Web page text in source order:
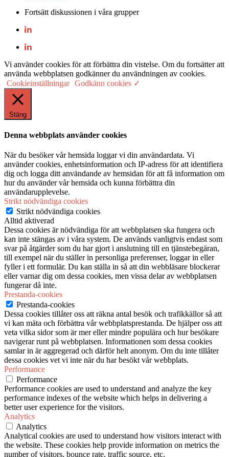
Fortsätt diskussionen i våra grupper
Vi använder cookies för att förbättra din vistelse. Om du fortsätter att
använda webbplatsen godkänner du användningen av cookies.
Cookieinställningar Godkänn cookies ✓
Stäng
Denna webbplats använder cookies
När du besöker vår hemsida loggar vi din användardata. Vi
använder cookies, enhetsinformation och IP-adress för att identifiera
dig och logga ditt användande av hemsidan för att få information om
hur du använder vår hemsida och kunna förbättra din
användarupplevelse.
Strikt nödvändiga cookies
Strikt nödvändiga cookies
Alltid aktiverad
Dessa cookies är nödvändiga för att webbplatsen ska fungera och
kan inte stängas av i våra system. De används vanligtvis endast som
svar på åtgärder som du har gjort i anslutning till en tjänstebegäran,
till exempel när du ställer in personliga preferenser, loggar in eller
fyller i ett formulär. Du kan ställa in så att din webbläsare blockerar
eller varnar dig om dessa cookies, men vissa delar av webbplatsen
fungerar då inte.
Prestanda-cookies
Prestanda-cookies
Dessa cookies tillåter oss att räkna antal besök och trafikkällor så att
vi kan mäta och förbättra vår webbplatsprestanda. De hjälper oss att
veta vilka sidor som är mer eller mindre populära och hur besökare
navigerar runt på webbplatsen. Informationen som dessa cookies
samlar in är aggregerad och därför helt anonym. Om du inte tillåter
dessa cookies vet vi inte när du har besökt vår webbplats.
Performance
Performance
Performance cookies are used to understand and analyze the key
performance indexes of the website which helps in delivering a
better user experience for the visitors.
Analytics
Analytics
Analytical cookies are used to understand how visitors interact with
the website. These cookies help provide information on metrics the
number of visitors, bounce rate, traffic source, etc.